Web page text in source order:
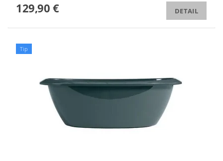
129,90 € DETAIL
Tip